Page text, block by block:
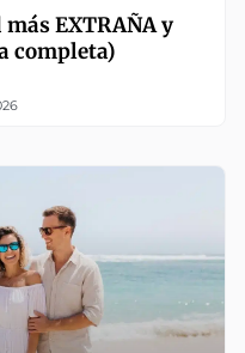
EXTRAÑA y
completa)